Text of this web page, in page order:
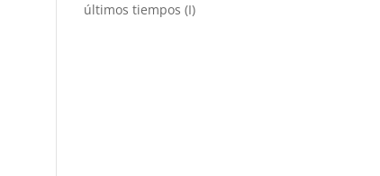
últimos tiempos (I)